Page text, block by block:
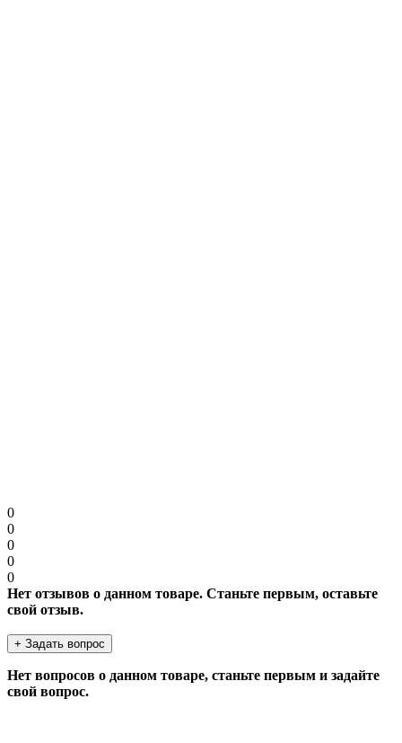
0
0
0
0
0
Нет отзывов о данном товаре. Станьте первым, оставьте
свой отзыв.
+ Задать вопрос
Нет вопросов о данном товаре, станьте первым и задайте
свой вопрос.